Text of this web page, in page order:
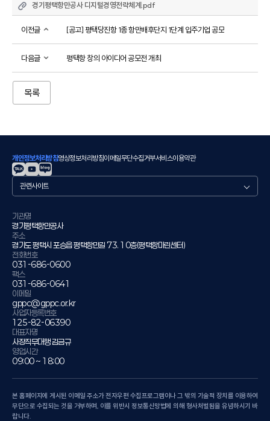
경기평택항만공사 디지털경영전략체계.pdf
이전글 [공고] 평택당진항 1종 항만배후단지 1단계 입주기업 공모
다음글 평택항 창의 아이디어 공모전 개최
목록
개인정보처리방침영상정보처리방침이메일무단수집거부서비스이용약관
관
련
이
트
기관명
경기평택항만공사
주소
경기도 평택시 포승읍 평택항만길 73. 10층(평택항마린센터)
전화번호
031-686-0600
팩스
031-686-0641
이메일
gppc@gppc.or.kr
사업자등록번호
125-82-06390
대표자명
사장직무대행 김금규
영업시간
09:00 ~ 18:00
본 홈페이지에 게시된 이메일 주소가 전자우편 수집프로그램이나 그 밖의 기술적 장치를 이용하여
무단으로 수집되는 것을 거부하며, 이를 위반시 정보통신망법에 의해 형사처벌됨을 유념하시기 바
랍니다.